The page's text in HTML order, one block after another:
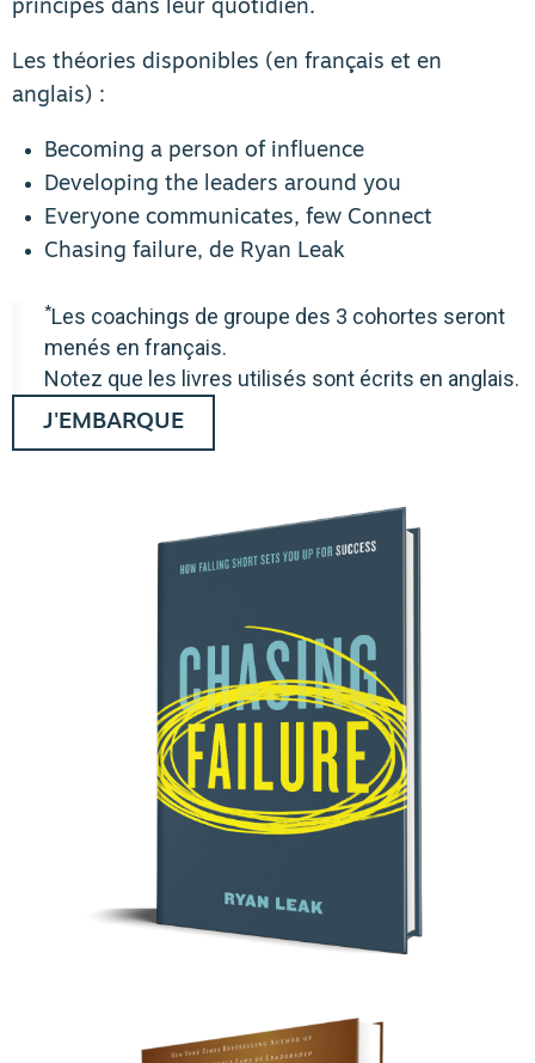
principes dans leur quotidien.
Les théories disponibles (en français et en
anglais) :
Becoming a person of influence
Developing the leaders around you
Everyone communicates, few Connect
Chasing failure, de Ryan Leak
*Les coachings de groupe des 3 cohortes seront
menés en français.
Notez que les livres utilisés sont écrits en anglais.
J'EMBARQUE